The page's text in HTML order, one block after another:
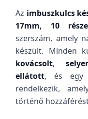
Az imbuszkulcs
17mm, 10
szerszám, amely
készült. Minden
kovácsolt,
ellátott, és egy
rendelkezik,
történő